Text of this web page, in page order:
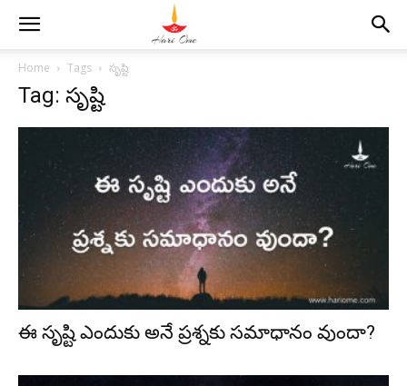
Home Tags సృష్టి
Tag: సృష్టి
ఈ సృష్టి ఎందుకు అనే ప్రశ్నకు సమాధానం వుందా?